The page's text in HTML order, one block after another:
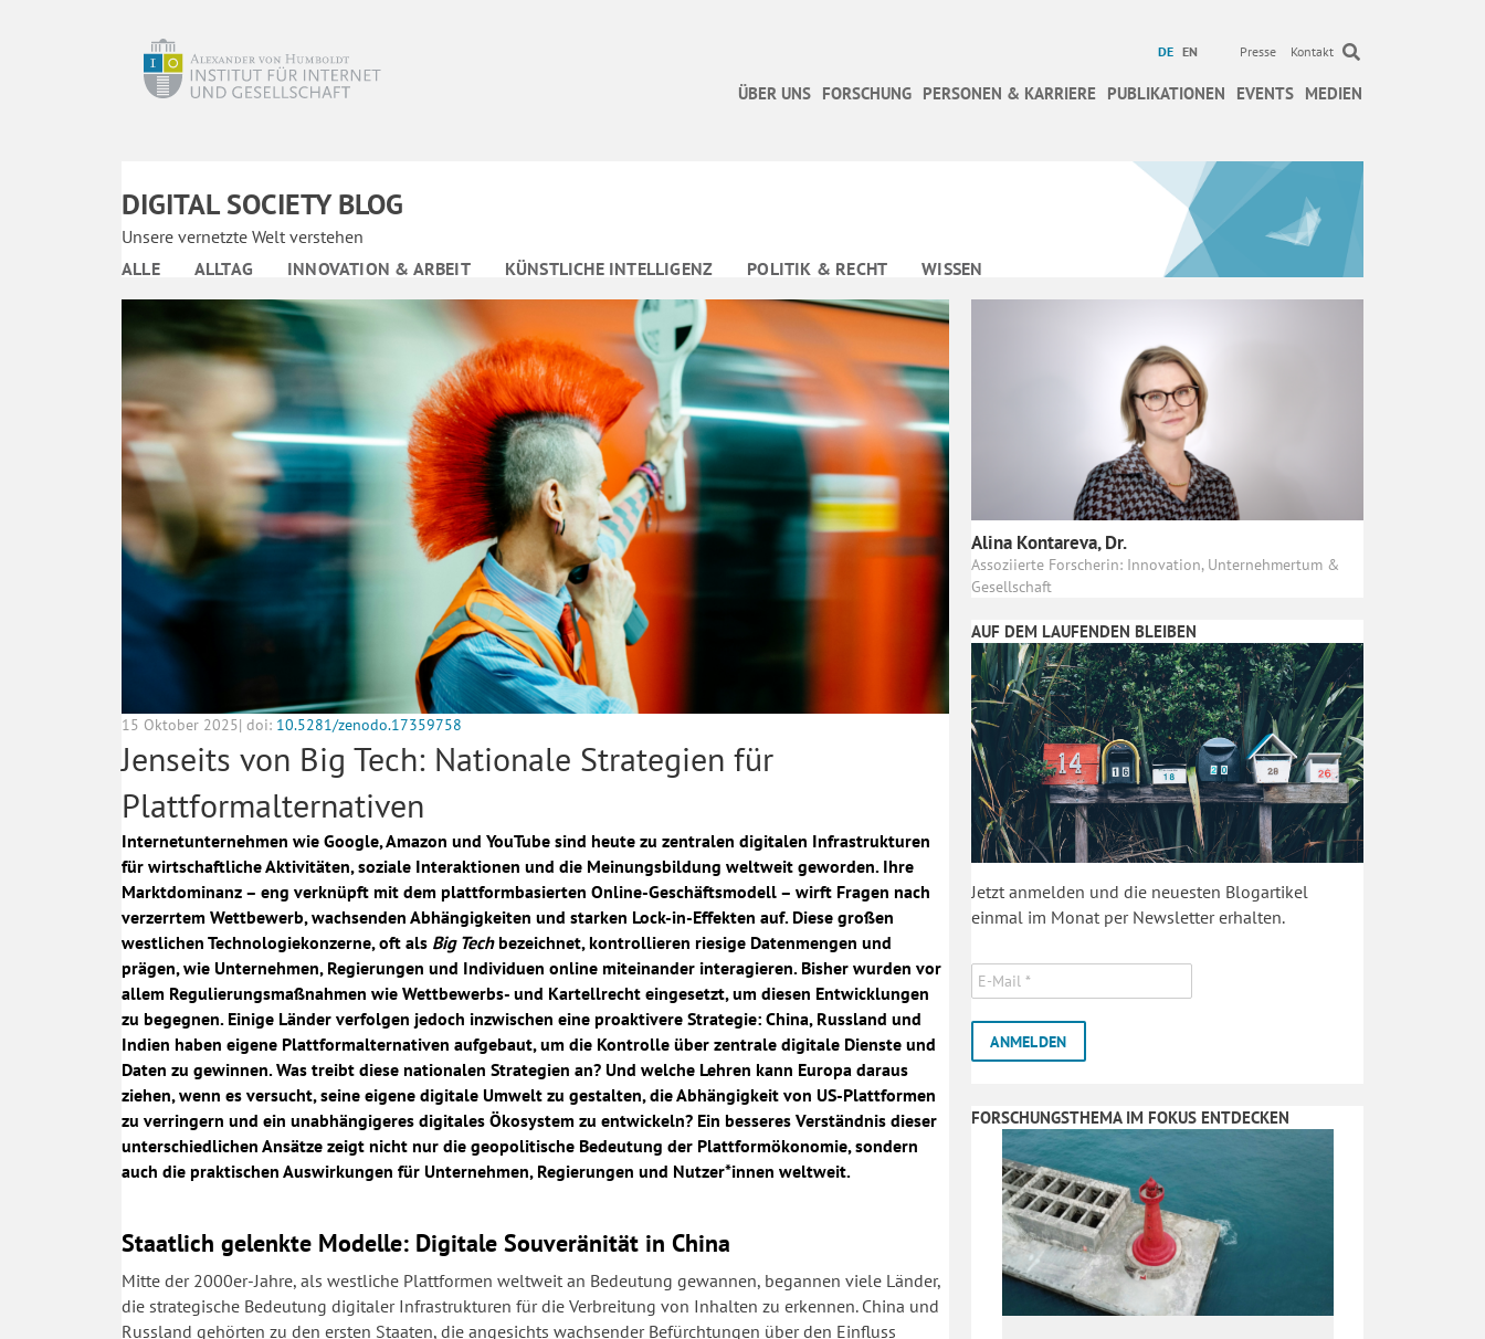
DE EN Presse Kontakt
ÜBER UNS FORSCHUNG PERSONEN & KARRIERE PUBLIKATIONEN EVENTS MEDIEN
DIGITAL SOCIETY BLOG
Unsere vernetzte Welt verstehen
ALLE
ALLTAG INNOVATION & ARBEIT KÜNSTLICHE INTELLIGENZ POLITIK & RECHT WISSEN
15 Oktober 2025| doi: 10.5281/zenodo.17359758
Jenseits von Big Tech: Nationale Strategien für
Plattformalternativen
Internetunternehmen wie Google, Amazon und YouTube sind heute zu zentralen digitalen Infrastrukturen
für wirtschaftliche Aktivitäten, soziale Interaktionen und die Meinungsbildung weltweit geworden. Ihre
Marktdominanz – eng verknüpft mit dem plattformbasierten Online-Geschäftsmodell – wirft Fragen nach
verzerrtem Wettbewerb, wachsenden Abhängigkeiten und starken Lock-in-Effekten auf. Diese großen
westlichen Technologiekonzerne, oft als Big Techbezeichnet, kontrollieren riesige Datenmengen und
prägen, wie Unternehmen, Regierungen und Individuen online miteinander interagieren. Bisher wurden vor
allem Regulierungsmaßnahmen wie Wettbewerbs- und Kartellrecht eingesetzt, um diesen Entwicklungen
zu begegnen. Einige Länder verfolgen jedoch inzwischen eine proaktivere Strategie: China, Russland und
Indien haben eigene Plattformalternativen aufgebaut, um die Kontrolle über zentrale digitale Dienste und
Daten zu gewinnen. Was treibt diese nationalen Strategien an? Und welche Lehren kann Europa daraus
ziehen, wenn es versucht, seine eigene digitale Umwelt zu gestalten, die Abhängigkeit von US-Plattformen
zu verringern und ein unabhängigeres digitales Ökosystem zu entwickeln? Ein besseres Verständnis dieser
unterschiedlichen Ansätze zeigt nicht nur die geopolitische Bedeutung der Plattformökonomie, sondern
auch die praktischen Auswirkungen für Unternehmen, Regierungen und Nutzer*innen weltweit.
Staatlich gelenkte Modelle: Digitale Souveränität in China
Mitte der 2000er-Jahre, als westliche Plattformen weltweit an Bedeutung gewannen, begannen viele Länder,
die strategische Bedeutung digitaler Infrastrukturen für die Verbreitung von Inhalten zu erkennen. China und
Russland gehörten zu den ersten Staaten, die angesichts wachsender Befürchtungen über den Einfluss
Alina Kontareva, Dr.
Assoziierte Forscherin: Innovation, Unternehmertum &
Gesellschaft
AUF DEM LAUFENDEN BLEIBEN
Jetzt anmelden und die neuesten Blogartikel
einmal im Monat per Newsletter erhalten.
FORSCHUNGSTHEMA IM FOKUS ENTDECKEN